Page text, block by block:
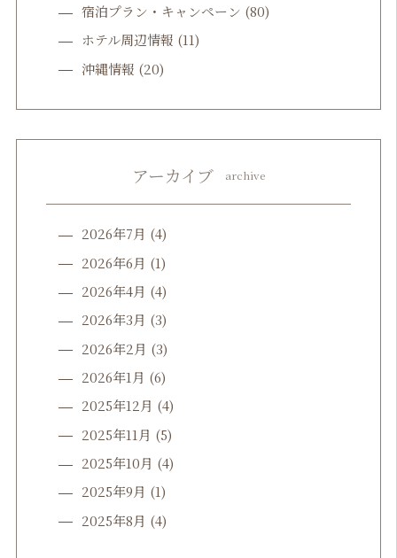
宿泊プラン・キャンペーン (80)
ホテル周辺情報 (11)
沖縄情報 (20)
アーカイブ archive
2026年7月 (4)
2026年6月 (1)
2026年4月 (4)
2026年3月 (3)
2026年2月 (3)
2026年1月 (6)
2025年12月 (4)
2025年11月 (5)
2025年10月 (4)
2025年9月 (1)
2025年8月 (4)